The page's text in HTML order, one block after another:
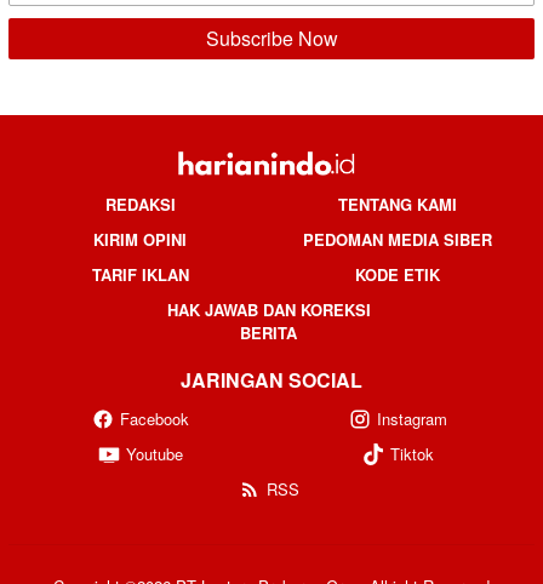
REDAKSI
TENTANG KAMI
KIRIM OPINI
PEDOMAN MEDIA SIBER
TARIF IKLAN
KODE ETIK
HAK JAWAB DAN KOREKSI
BERITA
JARINGAN SOCIAL
Facebook
Instagram
Youtube
Tiktok
RSS